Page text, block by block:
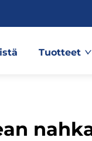
Tuotteet